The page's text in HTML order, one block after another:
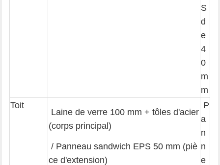
S
d
e
4
0
m
m
Toit
Laine de verre 100 mm + tôles d'acier
(corps principal)
/ Panneau sandwich EPS 50 mm (piè
ce d'extension)
P
a
n
n
e